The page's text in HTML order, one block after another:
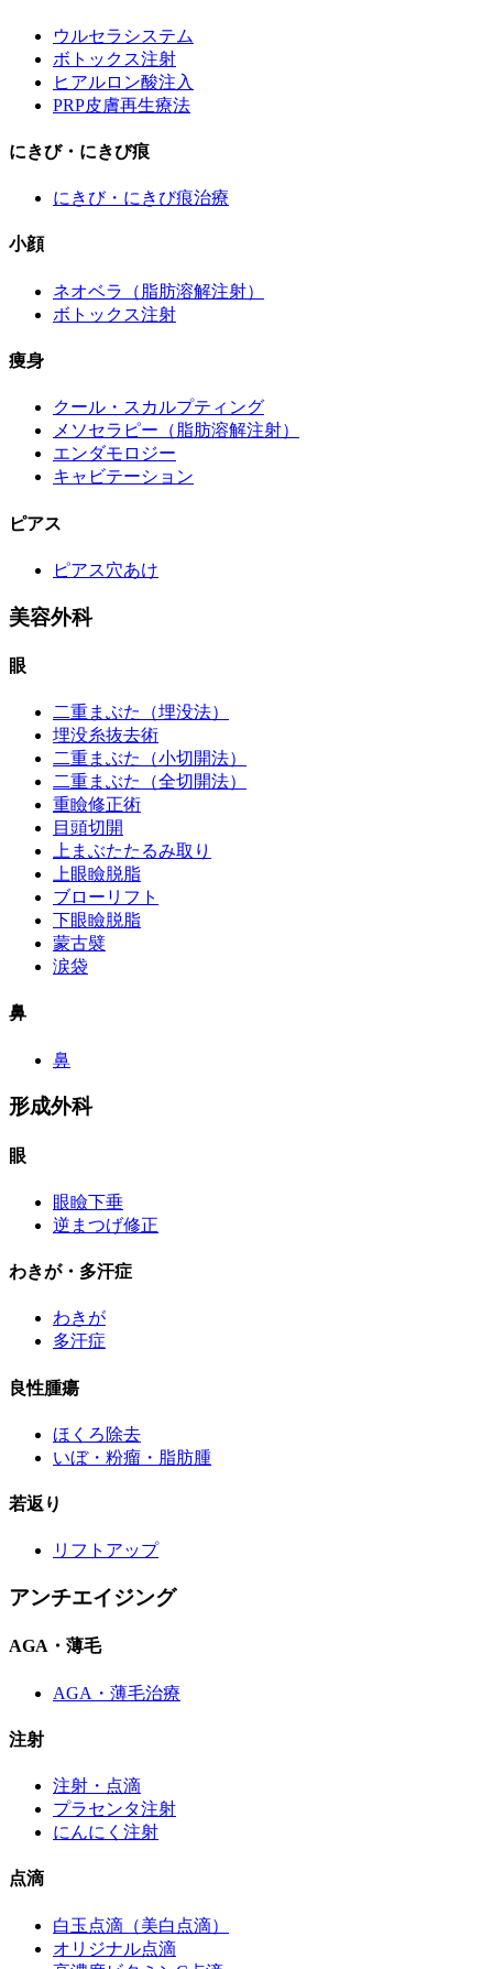
ウルセラシステム
ボトックス注射
ヒアルロン酸注入
PRP皮膚再生療法
にきび・にきび痕
にきび・にきび痕治療
小顔
ネオベラ（脂肪溶解注射）
ボトックス注射
痩身
クール・スカルプティング
メソセラピー（脂肪溶解注射）
エンダモロジー
キャビテーション
ピアス
ピアス穴あけ
美容外科
眼
二重まぶた（埋没法）
埋没糸抜去術
二重まぶた（小切開法）
二重まぶた（全切開法）
重瞼修正術
目頭切開
上まぶたたるみ取り
上眼瞼脱脂
ブローリフト
下眼瞼脱脂
蒙古襞
涙袋
鼻
鼻
形成外科
眼
眼瞼下垂
逆まつげ修正
わきが・多汗症
わきが
多汗症
良性腫瘍
ほくろ除去
いぼ・粉瘤・脂肪腫
若返り
リフトアップ
アンチエイジング
AGA・薄毛
AGA・薄毛治療
注射
注射・点滴
プラセンタ注射
にんにく注射
点滴
白玉点滴（美白点滴）
オリジナル点滴